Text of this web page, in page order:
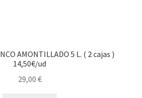
AMONTILLADO 5 L. ( 2 cajas )
14,50€/ud
29,00 €